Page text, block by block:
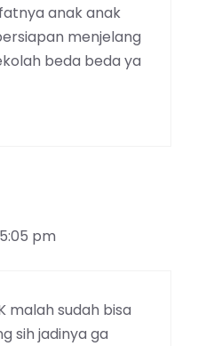
anak anak
menjelang
beda beda ya
pm
malah sudah bisa
sih jadinya ga